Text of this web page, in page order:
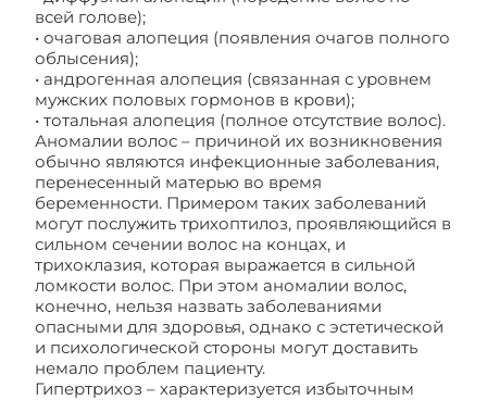
всей голове);
• очаговая алопеция (появления очагов полного
облысения);
• андрогенная алопеция (связанная с уровнем
мужских половых гормонов в крови);
• тотальная алопеция (полное отсутствие волос).
Аномалии волос – причиной их возникновения
обычно являются инфекционные заболевания,
перенесенный матерью во время
беременности. Примером таких заболеваний
могут послужить трихоптилоз, проявляющийся в
сильном сечении волос на концах, и
трихоклазия, которая выражается в сильной
ломкости волос. При этом аномалии волос,
конечно, нельзя назвать заболеваниями
опасными для здоровья, однако с эстетической
и психологической стороны могут доставить
немало проблем пациенту.
Гипертрихоз – характеризуется избыточным